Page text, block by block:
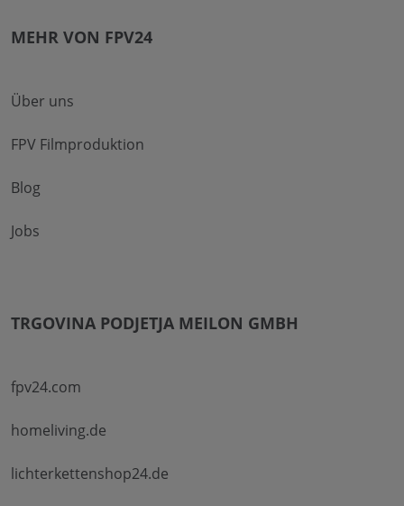
MEHR VON FPV24
Über uns
FPV Filmproduktion
Blog
Jobs
TRGOVINA PODJETJA MEILON GMBH
fpv24.com
homeliving.de
lichterkettenshop24.de